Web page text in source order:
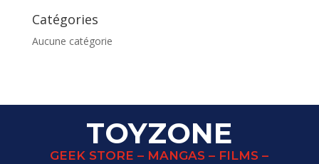
Catégories
Aucune catégorie
TOYZONE
GEEK STORE – MANGAS – FILMS –